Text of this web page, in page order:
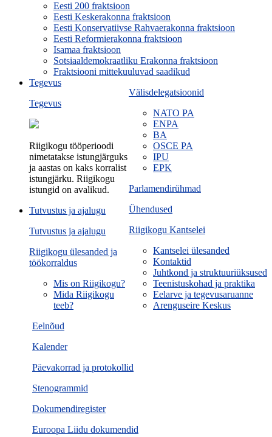
Eesti 200 fraktsioon
Eesti Keskerakonna fraktsioon
Eesti Konservatiivse Rahvaerakonna fraktsioon
Eesti Reformierakonna fraktsioon
Isamaa fraktsioon
Sotsiaaldemokraatliku Erakonna fraktsioon
Fraktsiooni mittekuuluvad saadikud
Välisdelegatsioonid
NATO PA
ENPA
BA
OSCE PA
IPU
EPK
Parlamendirühmad
Ühendused
Riigikogu Kantselei
Kantselei ülesanded
Kontaktid
Juhtkond ja struktuuriüksused
Teenistuskohad ja praktika
Eelarve ja tegevusaruanne
Arenguseire Keskus
Tegevus
Tegevus
Riigikogu tööperioodi
nimetatakse istungjärguks
ja aastas on kaks korralist
istungjärku. Riigikogu
istungid on avalikud.
Eelnõud
Kalender
Päevakorrad ja protokollid
Stenogrammid
Dokumendiregister
Euroopa Liidu dokumendid
Tutvustus ja ajalugu
Tutvustus ja ajalugu
Riigikogu ülesanded ja
töökorraldus
Mis on Riigikogu?
Mida Riigikogu
teeb?